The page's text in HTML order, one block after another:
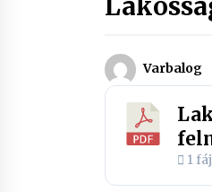
Varbalog
1